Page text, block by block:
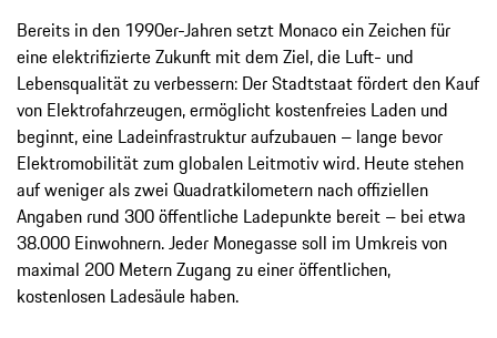
Bereits in den 1990er-Jahren setzt Monaco ein Zeichen für
eine elektrifizierte Zukunft mit dem Ziel, die Luft- und
Lebensqualität zu verbessern: Der Stadtstaat fördert den Kauf
von Elektrofahrzeugen, ermöglicht kostenfreies Laden und
beginnt, eine Ladeinfrastruktur aufzubauen – lange bevor
Elektromobilität zum globalen Leitmotiv wird. Heute stehen
auf weniger als zwei Quadratkilometern nach offiziellen
Angaben rund 300 öffentliche Ladepunkte bereit – bei etwa
38.000 Einwohnern. Jeder Monegasse soll im Umkreis von
maximal 200 Metern Zugang zu einer öffentlichen,
kostenlosen Ladesäule haben.